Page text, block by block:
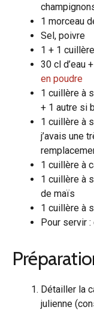
1 morceau
Sel, poivre
1 + 1
30 cl d’eau
en poudre
1 cuillère à
+ 1 autre si
1 cuillère à
j’avais une
1 cuillère à
1 cuillère à
de maïs
1 cuillère à
Pour servir :
Détailler la
julienne